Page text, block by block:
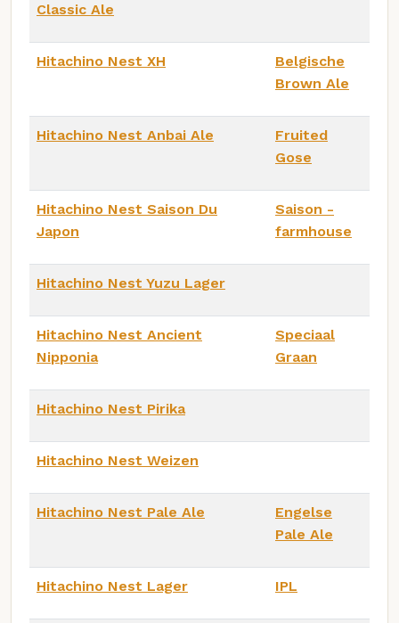
Classic Ale
Hitachino Nest XH
Belgische
Brown Ale
Hitachino Nest Anbai Ale
Fruited
Gose
Hitachino Nest Saison Du
Japon
Saison -
farmhouse
Hitachino Nest Yuzu Lager
Hitachino Nest Ancient
Nipponia
Speciaal
Graan
Hitachino Nest Pirika
Hitachino Nest Weizen
Hitachino Nest Pale Ale
Engelse
Pale Ale
Hitachino Nest Lager IPL